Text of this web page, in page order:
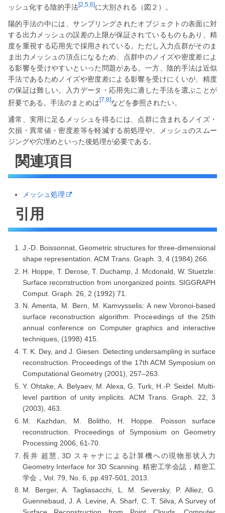
ッシュ化する陰的手法[2,5,6]に大別される（図２）。
陽的手法の中には、サンプリングされたオブジェクトの表面に対
する出力メッシュの誤差の上限が保証されているものもあり、精
度を重視する応用先で採用されている。ただし入力点群がそのま
ま出力メッシュの頂点になるため、点群中のノイズや密度差によ
る影響を受けやすいといった問題がある。一方、陰的手法は近似
手法であるためノイズや密度差による影響を受けにくいが、精度
の保証は難しい。入力データ・応用先に適した手法を選ぶことが
肝要である。手法のまとめは [7,8]などを参照されたい。
通常、実用に足るメッシュを得るには、点群に含まれるノイズ・
欠損・異常値・密度差等を軽減する前処理や、メッシュのスムー
ジングや穴埋めといった後処理が必要である。
関連項目
メッシュ処理
引用
J.-D. Boissonnat, Geometric structures for three-dimensional
shape representation. ACM Trans. Graph. 3, 4 (1984) 266.
H. Hoppe, T. Derose, T. Duchamp, J. Mcdonald, W. Stuetzle:
Surface reconstruction from unorganized points. SIGGRAPH
Comput. Graph. 26, 2 (1992) 71.
N. Amenta, M. Bern, M. Kamvysselis: A new Voronoi-based
surface reconstruction algorithm. Proceedings of the 25th
annual conference on Computer graphics and interactive
techniques, (1998) 415.
T. K. Dey, and J. Giesen. Detecting undersampling in surface
reconstruction. Proceedings of the 17th ACM Symposium on
Computational Geometry (2001), 257–263.
Y. Ohtake, A. Belyaev, M. Alexa, G. Turk, H.-P. Seidel. Multi-
level partition of unity implicits. ACM Trans. Graph. 22, 3
(2003), 463.
M. Kazhdan, M. Bolitho, H. Hoppe. Poisson surface
reconstruction. Proceedings of Symposium on Geometry
Processing 2006, 61-70.
長井 超慧, 3D スキャナによる計算機への現物形状入力
Geometry Interface for 3D Scanning. 精密工学会誌，精密工
学会，Vol. 79, No. 6, pp.497-501, 2013.
M. Berger, A. Tagliasacchi, L. M. Seversky, P. Alliez, G.
Guennebaud, J. A. Levine, A. Sharf, C. T. Silva, A Survey of